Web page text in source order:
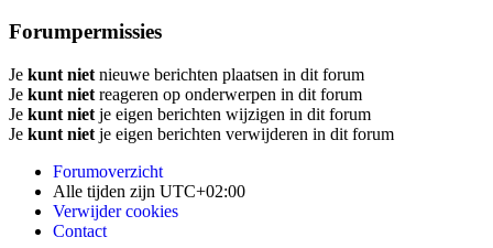
Forumpermissies
Je kunt niet nieuwe berichten plaatsen in dit forum
Je kunt niet reageren op onderwerpen in dit forum
Je kunt niet je eigen berichten wijzigen in dit forum
Je kunt niet je eigen berichten verwijderen in dit forum
Forumoverzicht
Alle tijden zijn UTC+02:00
Verwijder cookies
Contact